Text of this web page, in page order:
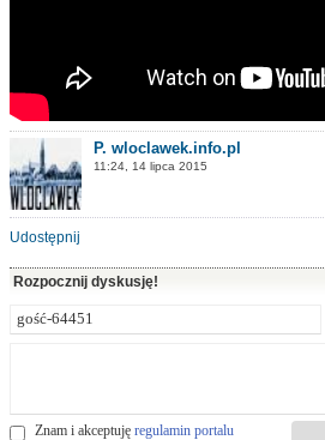
P. wloclawek.info.pl
11:24, 14 lipca 2015
Udostępnij
Rozpocznij dyskusję!
Znam i akceptuję regulamin portalu